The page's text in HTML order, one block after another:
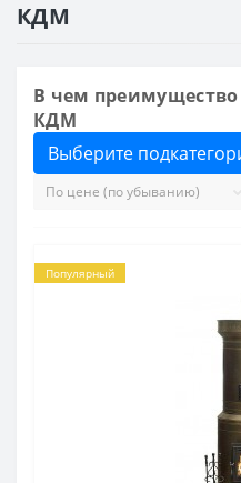
КДМ
В чем
КДМ
Выберите
Популярный